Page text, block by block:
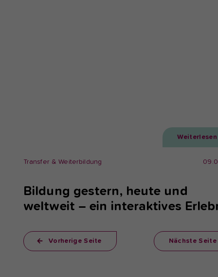
Weiterlesen
Transfer & Weiterbildung
Bildung gestern, heute und
weltweit – ein interaktives
Vorherige Seite Nächste Seite